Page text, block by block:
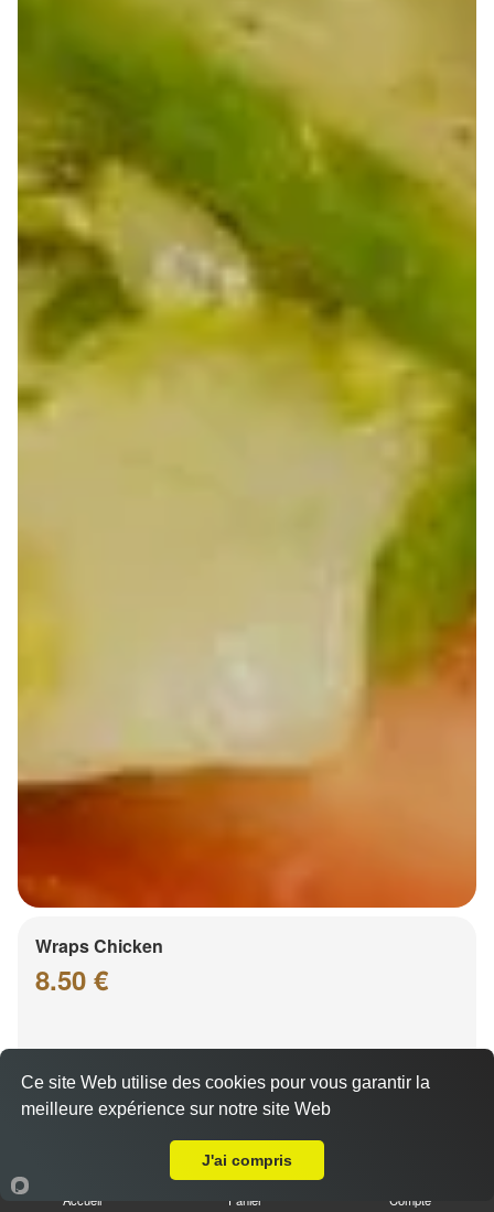
Wraps Chicken
8.50 €
Accueil Panier Compte
Ce site Web utilise des cookies pour vous garantir la
meilleure expérience sur notre site Web
J'ai compris